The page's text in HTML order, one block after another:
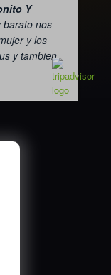
Y
barato nos
y los
y tambien